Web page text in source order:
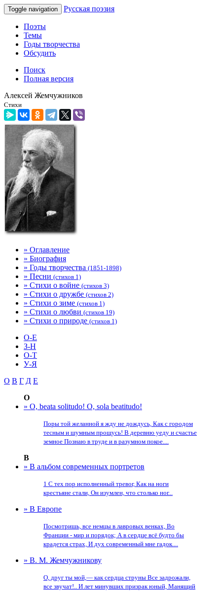
Toggle navigation Русская поэзия
Поэты
Темы
Годы творчества
Обсудить
Поиск
Полная версия
Алексей Жемчужников
Стихи
» Оглавление
» Биография
» Годы творчества (1851-1898)
» Песни (стихов 1)
» Стихи о войне (стихов 3)
» Стихи о дружбе (стихов 2)
» Стихи о зиме (стихов 1)
» Стихи о любви (стихов 19)
» Стихи о природе (стихов 1)
O-Е
З-Н
О-Т
У-Я
O В Г Д Е
O
» O, beata solitudo! O, sola beatitudo!
Поры той желанной я жду не дождусь, Как с городом
тесным и шумным прощусь! В деревню уеду и счастье
земное Познаю в труде и в разумном покое....
В
» В альбом современных портретов
1 С тех пор исполненный тревог, Как на ноги
крестьяне стали, Он изумлен, что столько ног...
» В Европе
Посмотришь, все немцы в лавровых венках, Во
Франции - мир и порядок; А в сердце всё будто бы
крадется страх, И дух современный мне гадок....
» В. М. Жемчужникову
О, друг ты мой,— как сердца струны Все задрожали,
все звучат!.. И лет минувших призрак юный, Манящий